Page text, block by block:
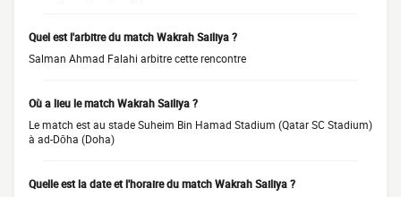
Quel est l'arbitre du match Wakrah Sailiya ?
Salman Ahmad Falahi arbitre cette rencontre
Où a lieu le match Wakrah Sailiya ?
Le match est au stade Suheim Bin Hamad Stadium (Qatar SC Stadium)
à ad-Dōha (Doha)
Quelle est la date et l'horaire du match Wakrah Sailiya ?